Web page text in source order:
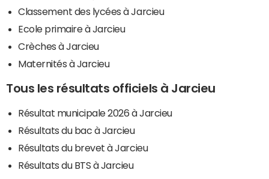
Classement des lycées à Jarcieu
Ecole primaire à Jarcieu
Crèches à Jarcieu
Maternités à Jarcieu
Tous les résultats officiels à Jarcieu
Résultat municipale 2026 à Jarcieu
Résultats du bac à Jarcieu
Résultats du brevet à Jarcieu
Résultats du BTS à Jarcieu